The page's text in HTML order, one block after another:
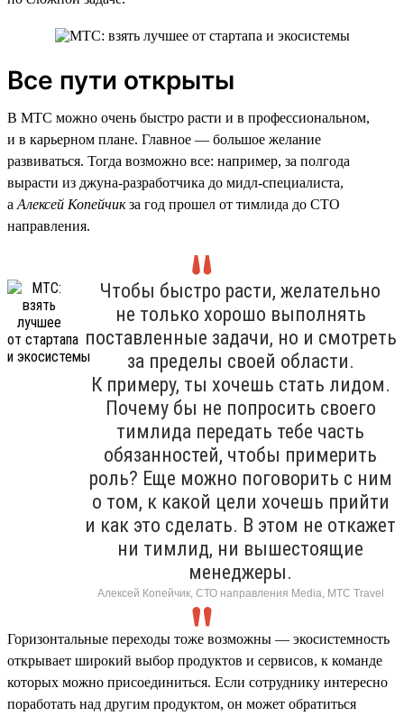
Все пути открыты
В МТС можно очень быстро расти и в профессиональном,
и в карьерном плане. Главное — большое желание
развиваться. Тогда возможно все: например, за полгода
вырасти из джуна-разработчика до мидл-специалиста,
а Алексей Копейчикза год прошел от тимлида до CTO
направления.
Чтобы быстро расти, желательно
не только хорошо выполнять
поставленные задачи, но и смотреть
за пределы своей области.
К примеру, ты хочешь стать лидом.
Почему бы не попросить своего
тимлида передать тебе часть
обязанностей, чтобы примерить
роль? Еще можно поговорить с ним
о том, к какой цели хочешь прийти
и как это сделать. В этом не откажет
ни тимлид, ни вышестоящие
менеджеры.
Алексей Копейчик, СТО направления Media, МТС Travel
Горизонтальные переходы тоже возможны — экосистемность
открывает широкий выбор продуктов и сервисов, к команде
которых можно присоединиться. Если сотруднику интересно
поработать над другим продуктом, он может обратиться